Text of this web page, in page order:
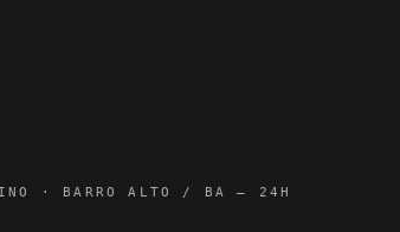
· BARRO ALTO / BA — 24H